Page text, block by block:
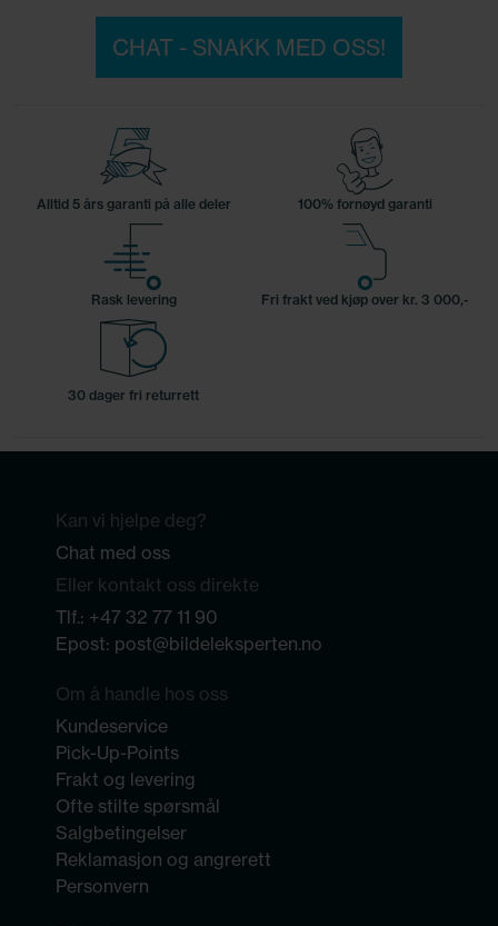
CHAT - SNAKK MED OSS!
Alltid 5 års garanti på alle deler 100% fornøyd garanti
Rask levering Fri frakt ved kjøp over kr. 3 000,-
30 dager fri returrett
Kan vi hjelpe deg?
Chat med oss
Eller kontakt oss direkte
Tlf.: +47 32 77 11 90
Epost: post@bildeleksperten.no
Om å handle hos oss
Kundeservice
Pick-Up-Points
Frakt og levering
Ofte stilte spørsmål
Salgbetingelser
Reklamasjon og angrerett
Personvern